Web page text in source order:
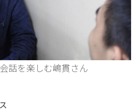
話を楽しむ嶋貫さん